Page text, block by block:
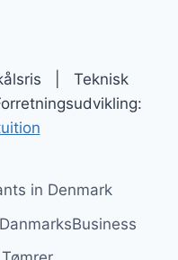
| Teknisk
in Denmark
DanmarksBusiness